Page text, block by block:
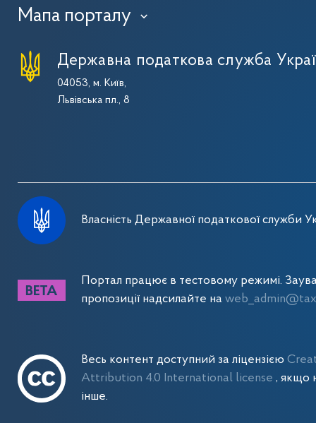
Мапа порталу ›
Державна податкова служба
04053, м. Київ,
Львівська пл., 8
Власність Державної податкової служби
Портал працює в тестовому режимі.
пропозиції надсилайте на
Весь контент доступний за ліцензією
Attribution 4.0 International license , якщо
інше.